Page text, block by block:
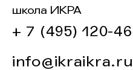
школа ИКРА
+ 7 (495) 120-
info@ikraikra.ru